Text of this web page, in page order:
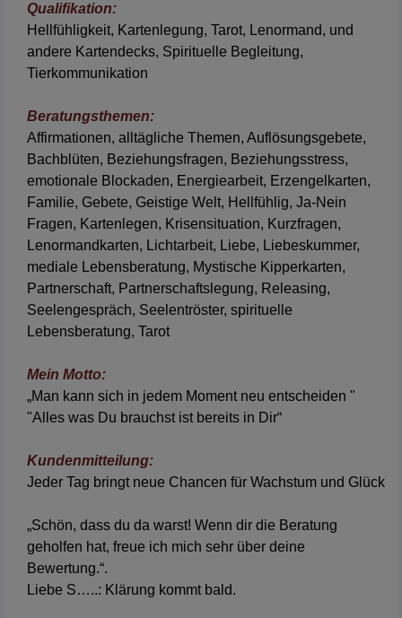
Qualifikation:
Hellfühligkeit, Kartenlegung, Tarot, Lenormand, und
andere Kartendecks, Spirituelle Begleitung,
Tierkommunikation
Beratungsthemen:
Affirmationen, alltägliche Themen, Auflösungsgebete,
Bachblüten, Beziehungsfragen, Beziehungsstress,
emotionale Blockaden, Energiearbeit, Erzengelkarten,
Familie, Gebete, Geistige Welt, Hellfühlig, Ja-Nein
Fragen, Kartenlegen, Krisensituation, Kurzfragen,
Lenormandkarten, Lichtarbeit, Liebe, Liebeskummer,
mediale Lebensberatung, Mystische Kipperkarten,
Partnerschaft, Partnerschaftslegung, Releasing,
Seelengespräch, Seelentröster, spirituelle
Lebensberatung, Tarot
Mein Motto:
„Man kann sich in jedem Moment neu entscheiden "
"Alles was Du brauchst ist bereits in Dir“
Kundenmitteilung:
Jeder Tag bringt neue Chancen für Wachstum und Glück
„Schön, dass du da warst! Wenn dir die Beratung
geholfen hat, freue ich mich sehr über deine
Bewertung.“.
Liebe S…..: Klärung kommt bald.